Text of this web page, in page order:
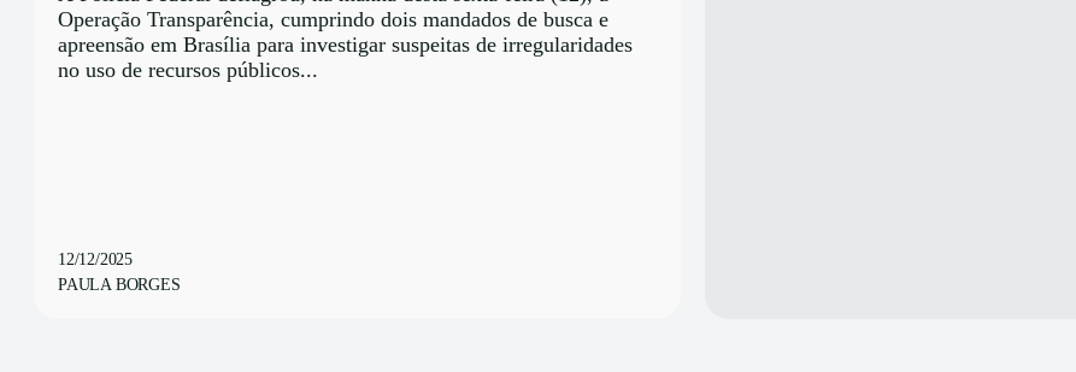
Operação Transparência, cumprindo dois mandados de busca e
apreensão em Brasília para investigar suspeitas de irregularidades
no uso de recursos públicos...
12/12/2025
PAULA BORGES